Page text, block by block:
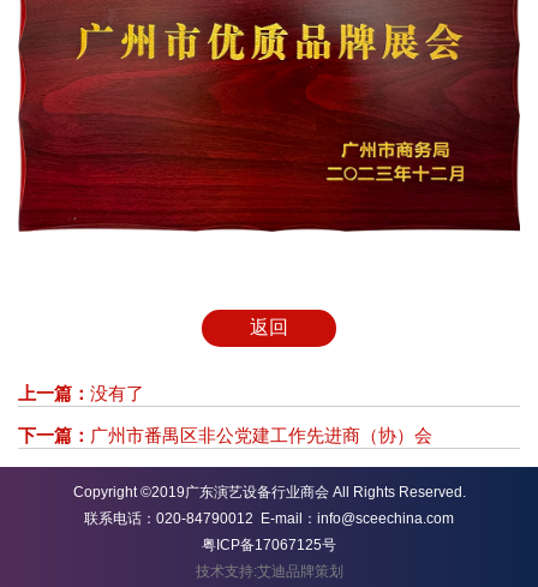
返回
上一篇： 没有了
下一篇： 广州市番禺区非公党建工作先进商（协）会
Copyright ©2019广东演艺设备行业商会 All Rights Reserved.
联系电话：020-84790012 E-mail：info@sceechina.com
粤ICP备17067125号
技术支持:艾迪品牌策划